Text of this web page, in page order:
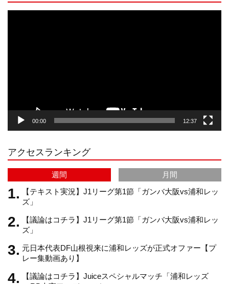
r
a
m
e
C
h
a
n
00:00 12:37
アクセスランキング
週間
月間
【テキスト実況】J1リーグ第1節「ガンバ大阪vs浦和レッ
ズ」
【議論はコチラ】J1リーグ第1節「ガンバ大阪vs浦和レッ
ズ」
元日本代表DF山根視来に浦和レッズが正式オファー【プ
レー集動画あり】
【議論はコチラ】Juiceスペシャルマッチ「浦和レッズ